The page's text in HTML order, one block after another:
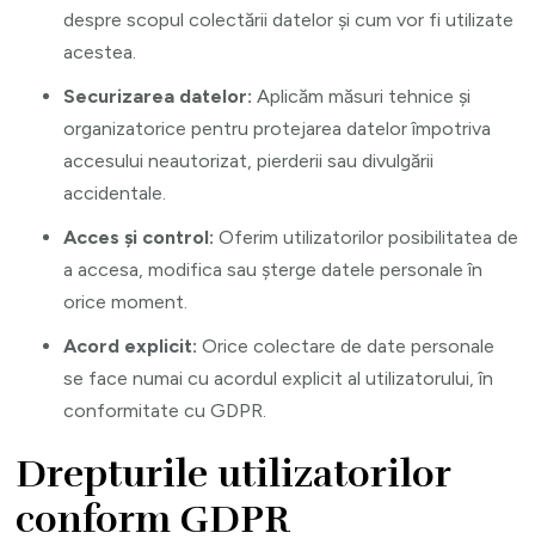
despre scopul colectării datelor și cum vor fi utilizate
acestea.
Securizarea datelor: Aplicăm măsuri tehnice și
organizatorice pentru protejarea datelor împotriva
accesului neautorizat, pierderii sau divulgării
accidentale.
Acces și control: Oferim utilizatorilor posibilitatea de
a accesa, modifica sau șterge datele personale în
orice moment.
Acord explicit: Orice colectare de date personale
se face numai cu acordul explicit al utilizatorului, în
conformitate cu GDPR.
Drepturile utilizatorilor
conform GDPR